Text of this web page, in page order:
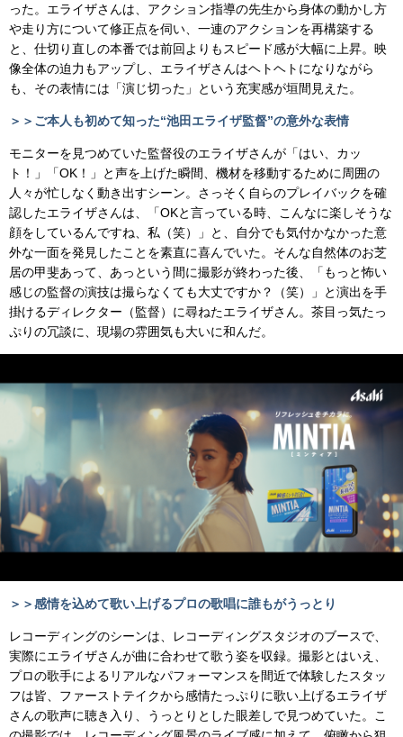
った。エライザさんは、アクション指導の先生から身体の動かし方
や走り方について修正点を伺い、一連のアクションを再構築する
と、仕切り直しの本番では前回よりもスピード感が大幅に上昇。映
像全体の迫力もアップし、エライザさんはヘトヘトになりながら
も、その表情には「演じ切った」という充実感が垣間見えた。
＞＞ご本人も初めて知った“池田エライザ監督”の意外な表情
モニターを見つめていた監督役のエライザさんが「はい、カッ
ト！」「OK！」と声を上げた瞬間、機材を移動するために周囲の
人々が忙しなく動き出すシーン。さっそく自らのプレイバックを確
認したエライザさんは、「OKと言っている時、こんなに楽しそうな
顔をしているんですね、私（笑）」と、自分でも気付かなかった意
外な一面を発見したことを素直に喜んでいた。そんな自然体のお芝
居の甲斐あって、あっという間に撮影が終わった後、「もっと怖い
感じの監督の演技は撮らなくても大丈ですか？（笑）」と演出を手
掛けるディレクター（監督）に尋ねたエライザさん。茶目っ気たっ
ぷりの冗談に、現場の雰囲気も大いに和んだ。
＞＞感情を込めて歌い上げるプロの歌唱に誰もがうっとり
レコーディングのシーンは、レコーディングスタジオのブースで、
実際にエライザさんが曲に合わせて歌う姿を収録。撮影とはいえ、
プロの歌手によるリアルなパフォーマンスを間近で体験したスタッ
フは皆、ファーストテイクから感情たっぷりに歌い上げるエライザ
さんの歌声に聴き入り、うっとりとした眼差しで見つめていた。こ